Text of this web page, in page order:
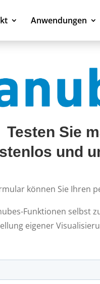
Anwendungen
Testen Sie
und
können Sie Ihren
Funktionen
eigener